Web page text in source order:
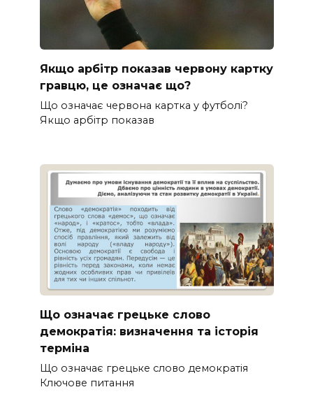
Якщо арбітр показав червону картку
гравцю, це означає що?
Що означає червона картка у футболі?
Якщо арбітр показав
Що означає грецьке слово
демократія: визначення та історія
терміна
Що означає грецьке слово демократія
Ключове питання